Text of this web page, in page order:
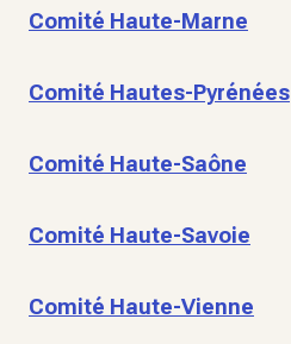
Comité Haute-Marne
Comité Hautes-Pyrénées
Comité Haute-Saône
Comité Haute-Savoie
Comité Haute-Vienne